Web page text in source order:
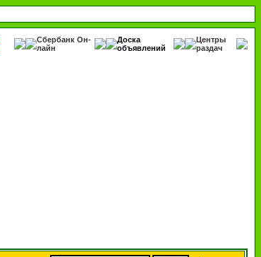
Сбербанк Он-
лайн
Доска
объявлений
Центры
раздач